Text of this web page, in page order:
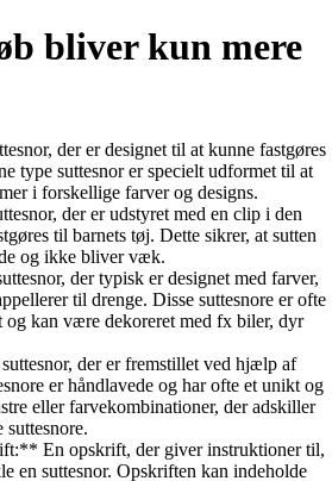
bliver kun mere
der er designet til at kunne fastgøres
type suttesnor er specielt udformet til at
i forskellige farver og designs.
der er udstyret med en clip i den
til barnets tøj. Dette sikrer, at sutten
og ikke bliver væk.
der typisk er designet med farver,
til drenge. Disse suttesnore er ofte
og kan være dekoreret med fx biler, dyr
der er fremstillet ved hjælp af
er håndlavede og har ofte et unikt og
eller farvekombinationer, der adskiller
En opskrift, der giver instruktioner til,
en suttesnor. Opskriften kan indeholde